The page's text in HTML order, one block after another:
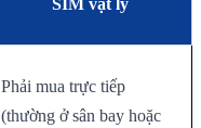
Phải mua trực tiếp
(thường ở sân bay hoặc